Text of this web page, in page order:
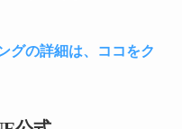
グの詳細は、ココをク